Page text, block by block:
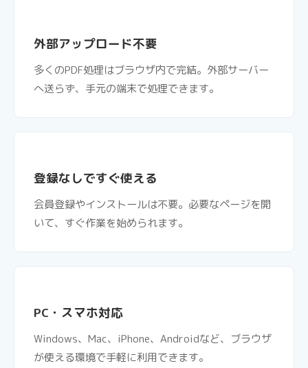
外部アップロード不要
多くのPDF処理はブラウザ内で完結。外部サーバー
へ送らず、手元の端末で処理できます。
登録なしですぐ使える
会員登録やインストールは不要。必要なページを開
いて、すぐ作業を始められます。
PC・スマホ対応
Windows、Mac、iPhone、Androidなど、ブラウザ
が使える環境で手軽に利用できます。